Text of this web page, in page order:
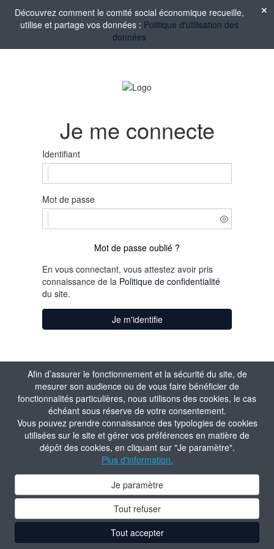
Afin d’assurer le fonctionnement et la sécurité du site, de
mesurer son audience ou de vous faire bénéficier de
fonctionnalités particulières, nous utilisons des cookies, le cas
échéant sous réserve de votre consentement.
Vous pouvez prendre connaissance des typologies de cookies
utilisées sur le site et gérer vos préférences en matière de
dépôt des cookies, en cliquant sur "Je paramètre".
Plus d'information.
Je paramètre
Tout refuser
Tout accepter
Découvrez comment le comité social économique recueille,
utilise et partage vos données : Politique d'utilisation des
données
Je me connecte
Identifiant
Mot de passe
Mot de passe oublié ?
En vous connectant, vous attestez avoir pris
connaissance de la Politique de confidentialité
du site.
Je m'identifie